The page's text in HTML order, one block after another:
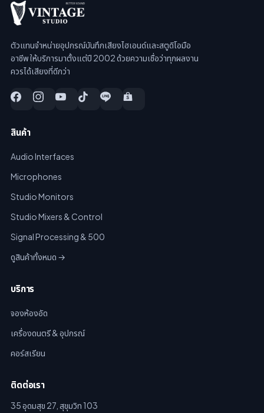
ตัวแทนจำหน่ายอุปกรณ์บันทึกเสียงไฮเอนด์และสตูดิโอมือ
อาชีพ ให้บริการมาตั้งแต่ปี 2002 ด้วยความเชื่อว่าทุกผลงาน
ควรได้เสียงที่ดีกว่า
สินค้า
Audio Interfaces
Microphones
Studio Monitors
Studio Mixers & Control
Signal Processing & 500
ดูสินค้าทั้งหมด →
บริการ
จองห้องอัด
เครื่องดนตรี & อุปกรณ์
คอร์สเรียน
ติดต่อเรา
35 อุดมสุข 27, สุขุมวิท 103